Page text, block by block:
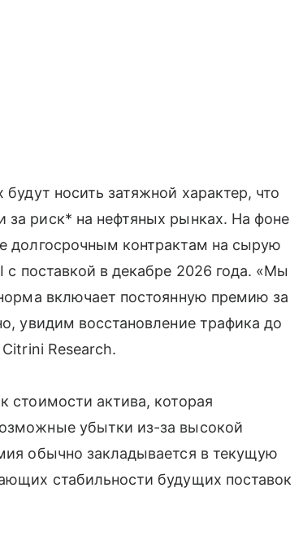
носить затяжной характер, что
риск* на нефтяных рынках. На фоне
долгосрочным контрактам на сырую
с поставкой в декабре 2026 года. «Мы
включает постоянную премию за
увидим восстановление трафика до
Research.
стоимости актива, которая
убытки из-за высокой
обычно закладывается в текущую
стабильности будущих поставок